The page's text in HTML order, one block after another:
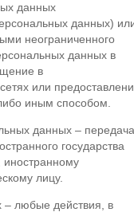
данных
данных)
неограниченного
данных в
в
или
иным способом.
данных – передача
государства
иностранному
лицу.
– любые действия, в